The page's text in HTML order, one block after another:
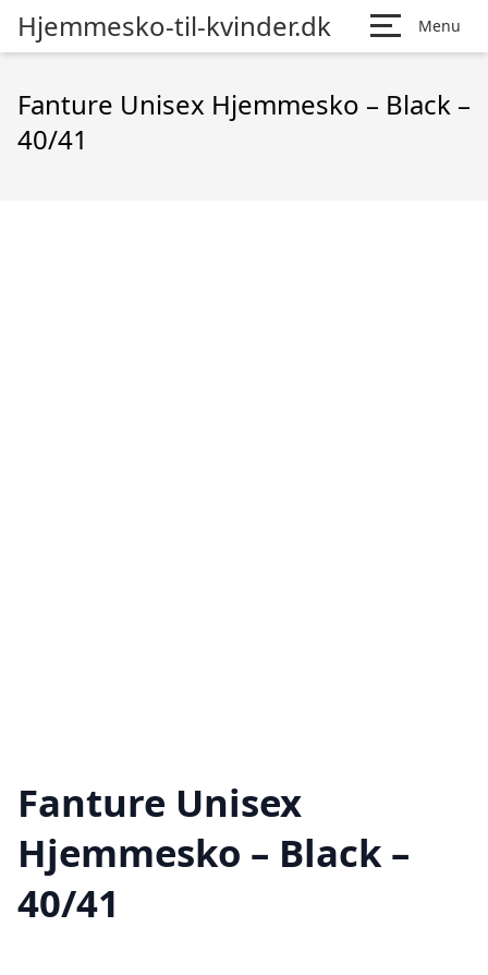
Hjemmesko-til-kvinder.dk Menu
Fanture Unisex Hjemmesko – Black –
40/41
Fanture Unisex
Hjemmesko – Black –
40/41